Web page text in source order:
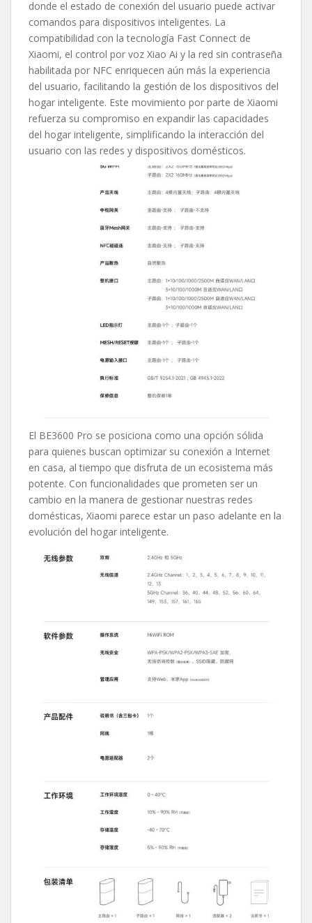
donde el estado de conexión del usuario puede activar
comandos para dispositivos inteligentes. La
compatibilidad con la tecnología Fast Connect de
Xiaomi, el control por voz Xiao Ai y la red sin contraseña
habilitada por NFC enriquecen aún más la experiencia
del usuario, facilitando la gestión de los dispositivos del
hogar inteligente. Este movimiento por parte de Xiaomi
refuerza su compromiso en expandir las capacidades
del hogar inteligente, simplificando la interacción del
usuario con las redes y dispositivos domésticos.
El BE3600 Pro se posiciona como una opción sólida
para quienes buscan optimizar su conexión a Internet
en casa, al tiempo que disfruta de un ecosistema más
potente. Con funcionalidades que prometen ser un
cambio en la manera de gestionar nuestras redes
domésticas, Xiaomi parece estar un paso adelante en la
evolución del hogar inteligente.